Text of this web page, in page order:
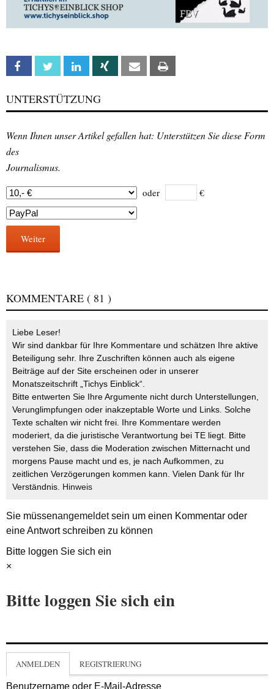
Facebook Twitter Linkedin Xing Email
UNTERSTÜTZUNG
Wenn Ihnen unser Artikel gefallen hat: Unterstützen Sie diese Form
des
Journalismus.
oder €
Weiter
KOMMENTARE ( 81 )
Liebe Leser!
Wir sind dankbar für Ihre Kommentare und schätzen Ihre aktive
Beteiligung sehr. Ihre Zuschriften können auch als eigene
Beiträge auf der Site erscheinen oder in unserer
Monatszeitschrift „Tichys Einblick“.
Bitte entwerten Sie Ihre Argumente nicht durch Unterstellungen,
Verunglimpfungen oder inakzeptable Worte und Links. Solche
Texte schalten wir nicht frei. Ihre Kommentare werden
moderiert, da die juristische Verantwortung bei TE liegt. Bitte
verstehen Sie, dass die Moderation zwischen Mitternacht und
morgens Pause macht und es, je nach Aufkommen, zu
zeitlichen Verzögerungen kommen kann. Vielen Dank für Ihr
Verständnis. Hinweis
Sie müssenangemeldetsein um einen Kommentar oder
eine Antwort schreiben zu können
Bitte loggen Sie sich ein
×
Bitte loggen Sie sich ein
ANMELDEN REGISTRIERUNG
Benutzername oder E-Mail-Adresse